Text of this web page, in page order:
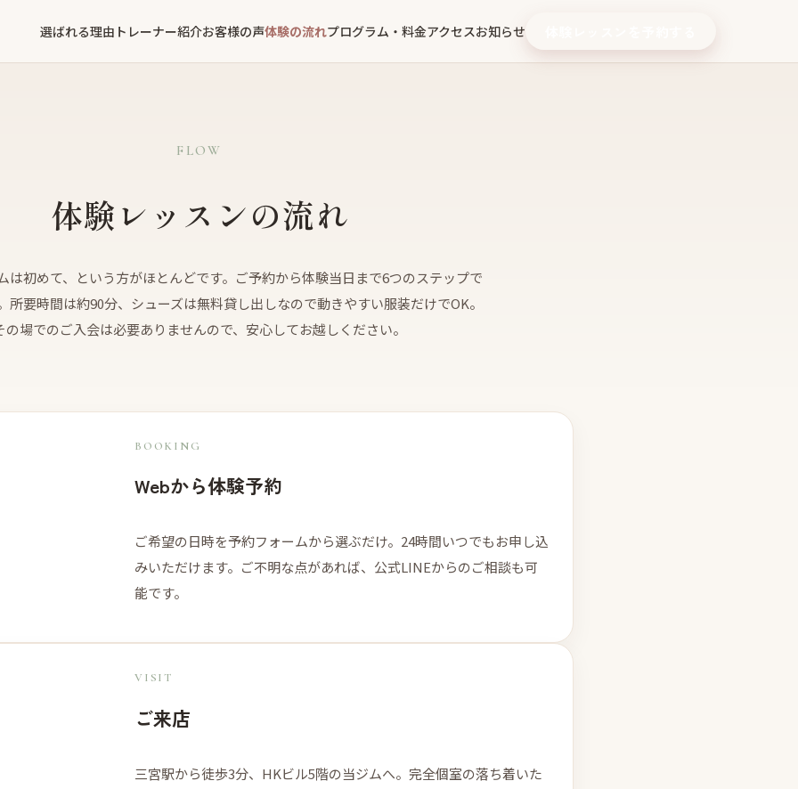
選ばれる理由 トレーナー紹介お客様の声体験の流れプログラム・料金アクセスお知らせ
FLOW
体験レッスンの流れ
は初めて、という方がほとんどです。ご予約から体験当日まで6つのステップで
所要時間は約90分、シューズは無料貸し出しなので動きやすい服装だけでOK。
の場でのご入会は必要ありませんので、安心してお越しください。
BOOKING
Webから体験予約
ご希望の日時を予約フォームから選ぶだけ。24時間いつでもお申し込
みいただけます。ご不明な点があれば、公式LINEからのご相談も可
能です。
VISIT
ご来店
三宮駅から徒歩3分、HKビル5階の当ジムへ。完全個室の落ち着いた